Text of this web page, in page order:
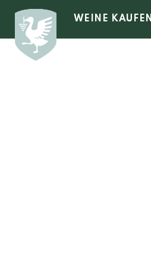
zum
Inhalt
WEINE KAUFEN